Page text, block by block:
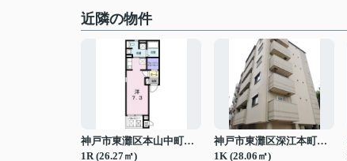
近隣の物件
神戸市東灘区本山中町３丁目
1R (26.27㎡)
神戸市東灘区深江本町２丁目
1K (28.06㎡)